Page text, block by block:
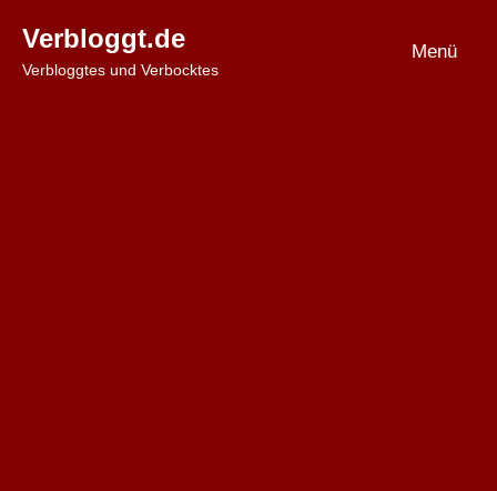
Inhalt
springen
Verbloggt.de
Verbloggtes und Verbocktes
Menü